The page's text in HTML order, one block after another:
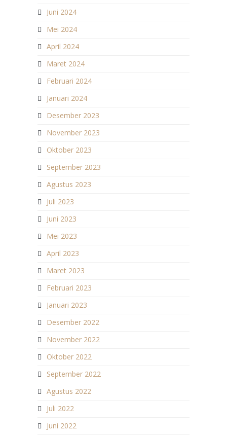
Juni 2024
Mei 2024
April 2024
Maret 2024
Februari 2024
Januari 2024
Desember 2023
November 2023
Oktober 2023
September 2023
Agustus 2023
Juli 2023
Juni 2023
Mei 2023
April 2023
Maret 2023
Februari 2023
Januari 2023
Desember 2022
November 2022
Oktober 2022
September 2022
Agustus 2022
Juli 2022
Juni 2022